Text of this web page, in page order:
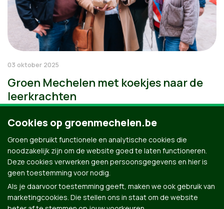
03 oktober 2025
Groen Mechelen met koekjes naar de
leerkrachten
Cookies op groenmechelen.be
Groen gebruikt functionele en analytische cookies die
noodzakelijk zijn om de website goed te laten functioneren.
Deze cookies verwerken geen persoonsgegevens en hier is
geen toestemming voor nodig.
Als je daarvoor toestemming geeft, maken we ook gebruik van
marketingcookies. Die stellen ons in staat om de website